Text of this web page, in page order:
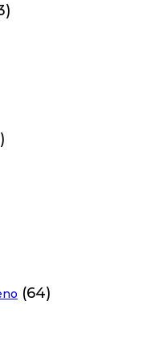
(64)